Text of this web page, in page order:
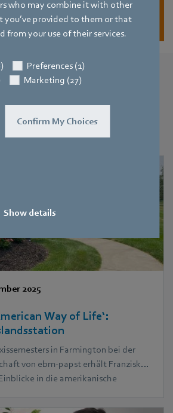
who may combine it with other
provided to them or that
from your use of their services.
Preferences (1)
Marketing (27)
Confirm My Choices
Show details
Stories
bei ebm-papst!
2025
Way of Life‘:
in Farmington bei der
von ebm‑papst erhält Franziska
in die amerikanische
vor Ort und lernt die Unterschiede